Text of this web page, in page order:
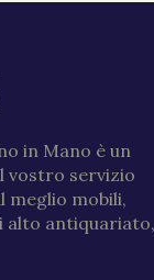
in Mano è un
vostro servizio
meglio mobili,
alto antiquariato,